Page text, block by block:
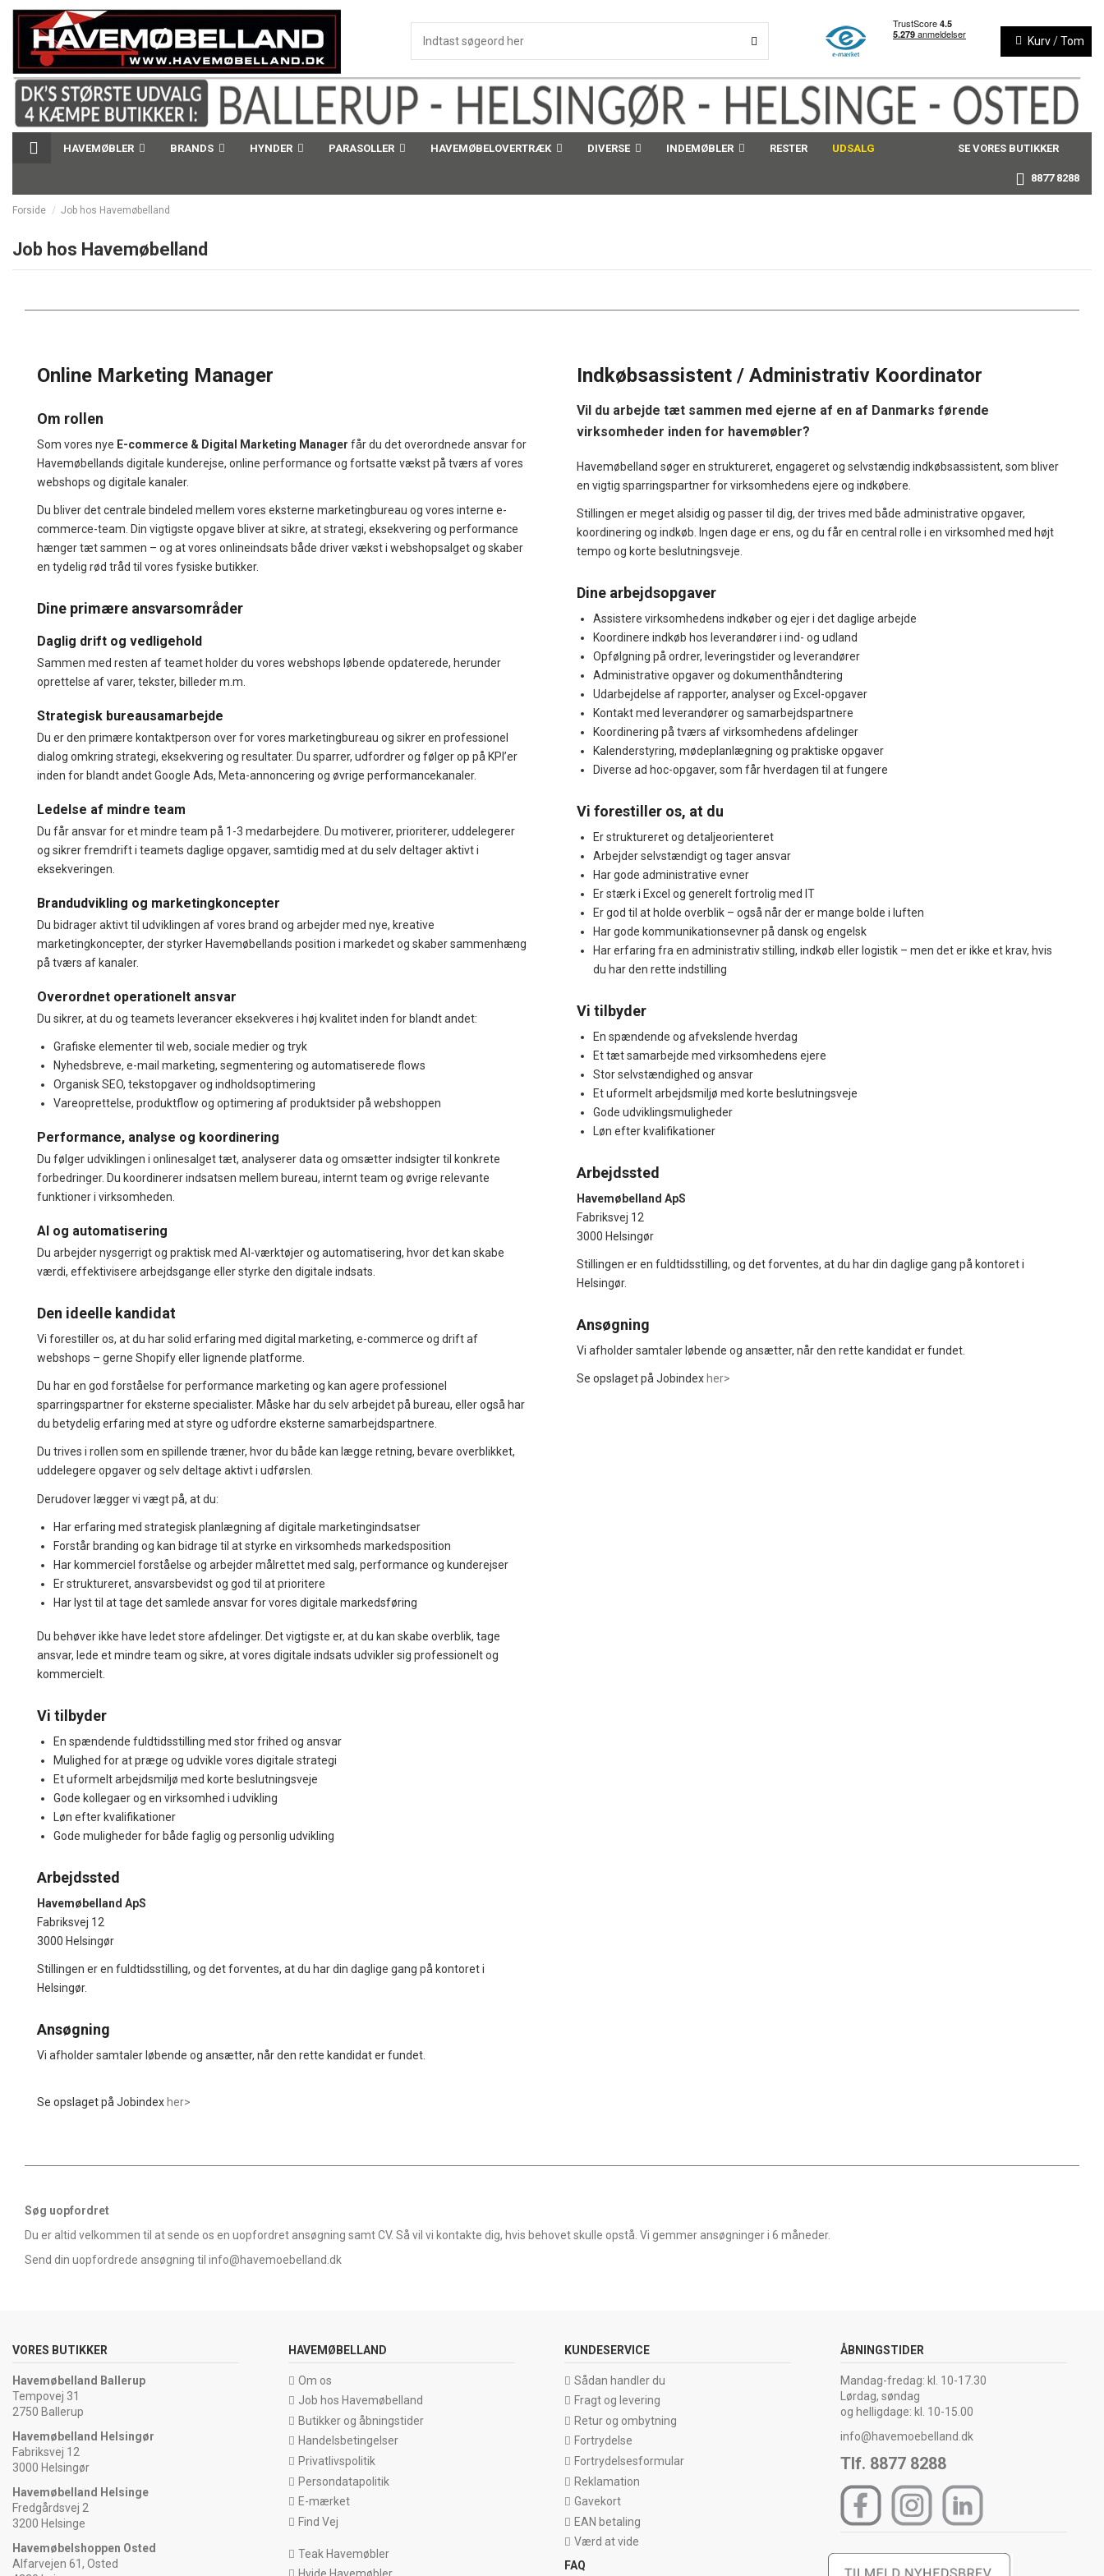
Kurv/Tom
HAVEMØBLER BRANDS HYNDER PARASOLLER HAVEMØBELOVERTRÆK DIVERSE INDEMØBLER SE VORES BUTIKKER
RESTER UDSALG
8877 8288
Forside Job hos Havemøbelland
Job hos Havemøbelland
Online Marketing Manager
Om rollen
Som vores nye E-commerce & Digital Marketing Manager får du det overordnede ansvar for
Havemøbellands digitale kunderejse, online performance og fortsatte vækst på tværs af vores
webshops og digitale kanaler.
Du bliver det centrale bindeled mellem vores eksterne marketingbureau og vores interne e-
commerce-team. Din vigtigste opgave bliver at sikre, at strategi, eksekvering og performance
hænger tæt sammen – og at vores onlineindsats både driver vækst i webshopsalget og skaber
en tydelig rød tråd til vores fysiske butikker.
Dine primære ansvarsområder
Daglig drift og vedligehold
Sammen med resten af teamet holder du vores webshops løbende opdaterede, herunder
oprettelse af varer, tekster, billeder m.m.
Strategisk bureausamarbejde
Du er den primære kontaktperson over for vores marketingbureau og sikrer en professionel
dialog omkring strategi, eksekvering og resultater. Du sparrer, udfordrer og følger op på KPI’er
inden for blandt andet Google Ads, Meta-annoncering og øvrige performancekanaler.
Ledelse af mindre team
Du får ansvar for et mindre team på 1-3 medarbejdere. Du motiverer, prioriterer, uddelegerer
og sikrer fremdrift i teamets daglige opgaver, samtidig med at du selv deltager aktivt i
eksekveringen.
Brandudvikling og marketingkoncepter
Du bidrager aktivt til udviklingen af vores brand og arbejder med nye, kreative
marketingkoncepter, der styrker Havemøbellands position i markedet og skaber sammenhæng
på tværs af kanaler.
Overordnet operationelt ansvar
Du sikrer, at du og teamets leverancer eksekveres i høj kvalitet inden for blandt andet:
Grafiske elementer til web, sociale medier og tryk
Nyhedsbreve, e-mail marketing, segmentering og automatiserede flows
Organisk SEO, tekstopgaver og indholdsoptimering
Vareoprettelse, produktflow og optimering af produktsider på webshoppen
Performance, analyse og koordinering
Du følger udviklingen i onlinesalget tæt, analyserer data og omsætter indsigter til konkrete
forbedringer. Du koordinerer indsatsen mellem bureau, internt team og øvrige relevante
funktioner i virksomheden.
AI og automatisering
Du arbejder nysgerrigt og praktisk med AI-værktøjer og automatisering, hvor det kan skabe
værdi, effektivisere arbejdsgange eller styrke den digitale indsats.
Den ideelle kandidat
Vi forestiller os, at du har solid erfaring med digital marketing, e-commerce og drift af
webshops – gerne Shopify eller lignende platforme.
Du har en god forståelse for performance marketing og kan agere professionel
sparringspartner for eksterne specialister. Måske har du selv arbejdet på bureau, eller også har
du betydelig erfaring med at styre og udfordre eksterne samarbejdspartnere.
Du trives i rollen som en spillende træner, hvor du både kan lægge retning, bevare overblikket,
uddelegere opgaver og selv deltage aktivt i udførslen.
Derudover lægger vi vægt på, at du:
Har erfaring med strategisk planlægning af digitale marketingindsatser
Forstår branding og kan bidrage til at styrke en virksomheds markedsposition
Har kommerciel forståelse og arbejder målrettet med salg, performance og kunderejser
Er struktureret, ansvarsbevidst og god til at prioritere
Har lyst til at tage det samlede ansvar for vores digitale markedsføring
Du behøver ikke have ledet store afdelinger. Det vigtigste er, at du kan skabe overblik, tage
ansvar, lede et mindre team og sikre, at vores digitale indsats udvikler sig professionelt og
kommercielt.
Vi tilbyder
En spændende fuldtidsstilling med stor frihed og ansvar
Mulighed for at præge og udvikle vores digitale strategi
Et uformelt arbejdsmiljø med korte beslutningsveje
Gode kollegaer og en virksomhed i udvikling
Løn efter kvalifikationer
Gode muligheder for både faglig og personlig udvikling
Arbejdssted
Havemøbelland ApS
Fabriksvej 12
3000 Helsingør
Stillingen er en fuldtidsstilling, og det forventes, at du har din daglige gang på kontoret i
Helsingør.
Ansøgning
Vi afholder samtaler løbende og ansætter, når den rette kandidat er fundet.
Se opslaget på Jobindex her>
Indkøbsassistent / Administrativ Koordinator
Vil du arbejde tæt sammen med ejerne af en af Danmarks førende
virksomheder inden for havemøbler?
Havemøbelland søger en struktureret, engageret og selvstændig indkøbsassistent, som bliver
en vigtig sparringspartner for virksomhedens ejere og indkøbere.
Stillingen er meget alsidig og passer til dig, der trives med både administrative opgaver,
koordinering og indkøb. Ingen dage er ens, og du får en central rolle i en virksomhed med højt
tempo og korte beslutningsveje.
Dine arbejdsopgaver
Assistere virksomhedens indkøber og ejer i det daglige arbejde
Koordinere indkøb hos leverandører i ind- og udland
Opfølgning på ordrer, leveringstider og leverandører
Administrative opgaver og dokumenthåndtering
Udarbejdelse af rapporter, analyser og Excel-opgaver
Kontakt med leverandører og samarbejdspartnere
Koordinering på tværs af virksomhedens afdelinger
Kalenderstyring, mødeplanlægning og praktiske opgaver
Diverse ad hoc-opgaver, som får hverdagen til at fungere
Vi forestiller os, at du
Er struktureret og detaljeorienteret
Arbejder selvstændigt og tager ansvar
Har gode administrative evner
Er stærk i Excel og generelt fortrolig med IT
Er god til at holde overblik – også når der er mange bolde i luften
Har gode kommunikationsevner på dansk og engelsk
Har erfaring fra en administrativ stilling, indkøb eller logistik – men det er ikke et krav, hvis
du har den rette indstilling
Vi tilbyder
En spændende og afvekslende hverdag
Et tæt samarbejde med virksomhedens ejere
Stor selvstændighed og ansvar
Et uformelt arbejdsmiljø med korte beslutningsveje
Gode udviklingsmuligheder
Løn efter kvalifikationer
Arbejdssted
Havemøbelland ApS
Fabriksvej 12
3000 Helsingør
Stillingen er en fuldtidsstilling, og det forventes, at du har din daglige gang på kontoret i
Helsingør.
Ansøgning
Vi afholder samtaler løbende og ansætter, når den rette kandidat er fundet.
Se opslaget på Jobindex her>
Søg uopfordret
Du er altid velkommen til at sende os en uopfordret ansøgning samt CV. Så vil vi kontakte dig, hvis behovet skulle opstå. Vi gemmer ansøgninger i 6 måneder.
Send din uopfordrede ansøgning til info@havemoebelland.dk
VORES BUTIKKER
Havemøbelland Ballerup
Tempovej 31
2750 Ballerup
Havemøbelland Helsingør
Fabriksvej 12
3000 Helsingør
Havemøbelland Helsinge
Fredgårdsvej 2
3200 Helsinge
Havemøbelshoppen Osted
Alfarvejen 61, Osted
HAVEMØBELLAND
Om os
Job hos Havemøbelland
Butikker og åbningstider
Handelsbetingelser
Privatlivspolitik
Persondatapolitik
E-mærket
Find Vej
Teak Havemøbler
KUNDESERVICE
Sådan handler du
Fragt og levering
Retur og ombytning
Fortrydelse
Fortrydelsesformular
Reklamation
Gavekort
EAN betaling
Værd at vide
FAQ
ÅBNINGSTIDER
Mandag-fredag: kl. 10-17.30
Lørdag, søndag
og helligdage: kl. 10-15.00
info@havemoebelland.dk
Tlf. 8877 8288